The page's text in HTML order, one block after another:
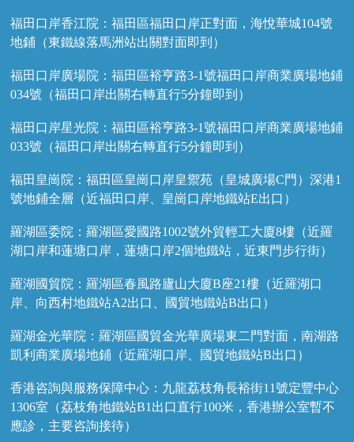
福田口岸香江院：福田區福田口岸正對面，海悅華城104號
地鋪（東鐵線落馬洲站出關對面即到）
福田口岸廣場院：福田區裕亨路3-1號福田口岸商業廣場地鋪
034號（福田口岸出關右轉直行5分鐘即到）
福田口岸星光院：福田區裕亨路3-1號福田口岸商業廣場地鋪
033號（福田口岸出關右轉直行5分鐘即到）
福田皇崗院：福田區皇崗口岸皇禦苑（皇城廣場C門）深港1
號地鋪全層（近福田口岸、皇崗口岸地鐵站E出口）
羅湖區委院：羅湖區愛國路1002號外貿輕工大廈8樓（近羅
湖口岸和蓮塘口岸，蓮塘口岸2個地鐵站，近東門步行街）
羅湖國貿院：羅湖區春風路廬山大廈B座21樓（近羅湖口
岸、向西村地鐵站A2出口、國貿地鐵站B出口）
羅湖金光華院：羅湖區國貿金光華廣場東二門對面，南湖路
凱利商業廣場地鋪（近羅湖口岸、國貿地鐵站B出口）
香港咨詢與服務保障中心：九龍荔枝角長裕街11號定豐中心
1306室（荔枝角地鐵站B1出口直行100米，香港辦公室暫不
應診，主要咨詢接待）